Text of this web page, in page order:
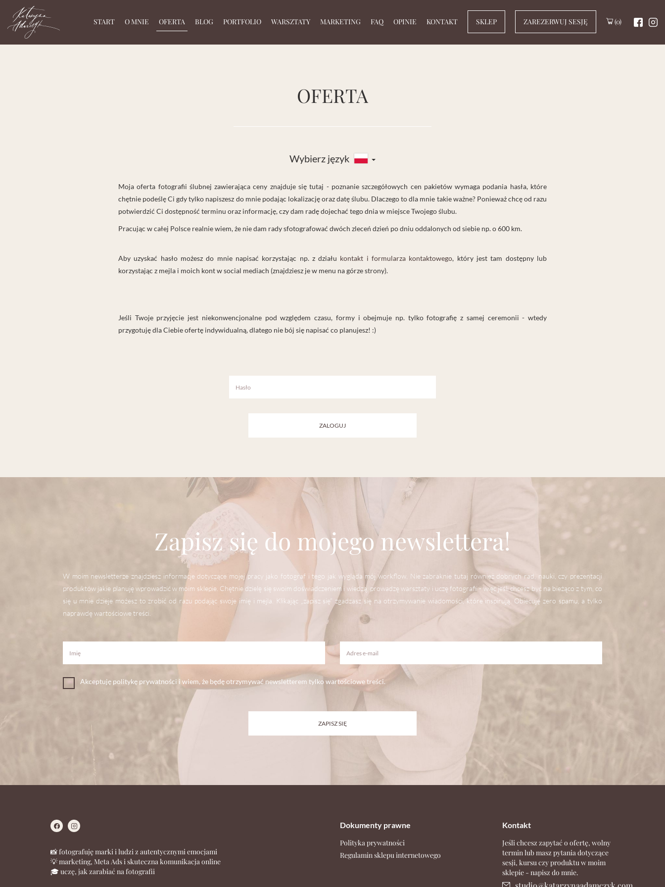
START O MNIE OFERTA BLOG PORTFOLIO WARSZTATY MARKETING FAQ OPINIE KONTAKT SKLEP ZAREZERWUJ SESJĘ (0)
OFERTA
Wybierz język
Moja oferta fotografii ślubnej zawierająca ceny znajduje się tutaj - poznanie szczegółowych cen pakietów wymaga podania hasła, które
chętnie podeślę Ci gdy tylko napiszesz do mnie podając lokalizację oraz datę ślubu. Dlaczego to dla mnie takie ważne? Ponieważ chcę od razu
potwierdzić Ci dostępność terminu oraz informację, czy dam radę dojechać tego dnia w miejsce Twojego ślubu.
Pracując w całej Polsce realnie wiem, że nie dam rady sfotografować dwóch zleceń dzień po dniu oddalonych od siebie np. o 600 km.
Aby uzyskać hasło możesz do mnie napisać korzystając np. z działu kontakt i formularza kontaktowego, który jest tam dostępny lub
korzystając z mejla i moich kont w social mediach (znajdziesz je w menu na górze strony).
Jeśli Twoje przyjęcie jest niekonwencjonalne pod względem czasu, formy i obejmuje np. tylko fotografię z samej ceremonii - wtedy
przygotuję dla Ciebie ofertę indywidualną, dlatego nie bój się napisać co planujesz! :)
ZALOGUJ
Zapisz się do mojego newslettera!
W moim newsletterze znajdziesz informacje dotyczące mojej pracy jako fotograf i tego jak wygląda mój workflow. Nie zabraknie tutaj również dobrych rad, nauki, czy prezentacji
produktów jakie planuję wprowadzić w moim sklepie. Chętnie dzielę się swoim doświadczeniem i wiedzą, prowadzę warsztaty i uczę fotografii - więc jeśli chcesz być na bieżąco z tym, co
się u mnie dzieje możesz to zrobić od razu podając swoje imię i mejla. Klikając „zapisz się” zgadzasz się na otrzymywanie wiadomości, które inspirują. Obiecuję zero spamu, a tylko
naprawdę wartościowe treści.
Akceptuję politykę prywatności i wiem, że będę otrzymywać newsletterem tylko wartościowe treści.
ZAPISZ SIĘ
📸 fotografuję marki i ludzi z autentycznymi emocjami
💡 marketing, Meta Ads i skuteczna komunikacja online
🎓 uczę, jak zarabiać na fotografii
Dokumenty prawne
Polityka prywatności
Regulamin sklepu internetowego
Kontakt
Jeśli chcesz zapytać o ofertę, wolny
termin lub masz pytania dotyczące
sesji, kursu czy produktu w moim
sklepie - napisz do mnie.